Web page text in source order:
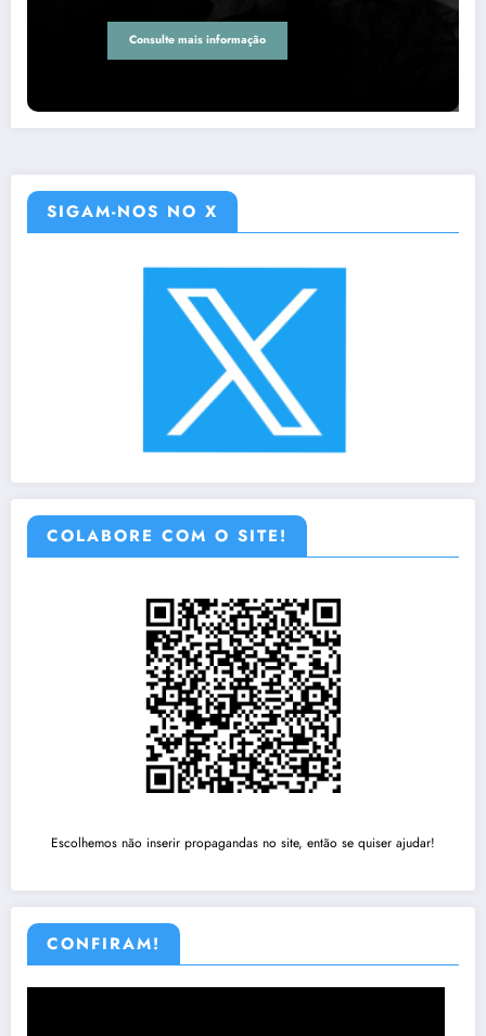
Consulte mais informação
SIGAM-NOS NO X
COLABORE COM O SITE!
Escolhemos não inserir propagandas no site, então se quiser ajudar!
CONFIRAM!